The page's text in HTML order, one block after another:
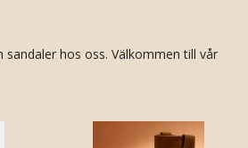
hos oss. Välkommen till vår